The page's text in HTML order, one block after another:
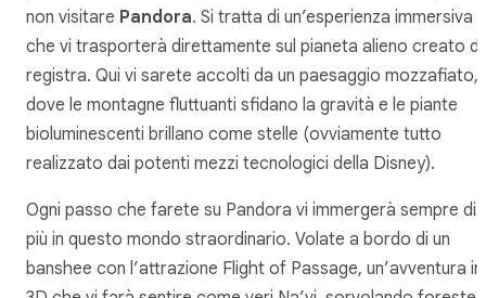
non visitare Pandora. Si tratta di un’esperienza immersiva
che vi trasporterà direttamente sul pianeta alieno creato
registra. Qui vi sarete accolti da un paesaggio mozzafiato,
dove le montagne fluttuanti sfidano la gravità e le piante
bioluminescenti brillano come stelle (ovviamente tutto
realizzato dai potenti mezzi tecnologici della Disney).
Ogni passo che farete su Pandora vi immergerà sempre di
più in questo mondo straordinario. Volate a bordo di un
banshee con l’attrazione Flight of Passage, un’avventura in